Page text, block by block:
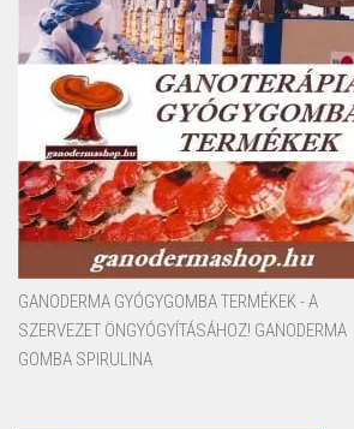
GANODERMA GYÓGYGOMBA TERMÉKEK - A
SZERVEZET ÖNGYÓGYÍTÁSÁHOZ! GANODERMA
GOMBA SPIRULINA